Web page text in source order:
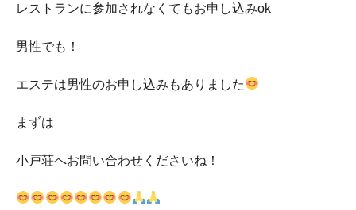
レストランに参加されなくてもお申し込みok
男性でも！
エステは男性のお申し込みもありました
まずは
小戸荘へお問い合わせくださいね！